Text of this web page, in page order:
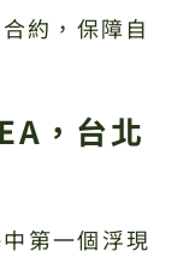
約，保障自
，台北
第一個浮現